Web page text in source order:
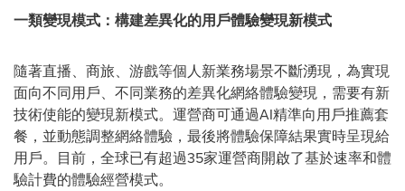
一類變現模式：構建差異化的用戶體驗變現新模式
隨著直播、商旅、游戲等個人新業務場景不斷湧現，為實現
面向不同用戶、不同業務的差異化網絡體驗變現，需要有新
技術使能的變現新模式。運營商可通過AI精準向用戶推薦套
餐，並動態調整網絡體驗，最後將體驗保障結果實時呈現給
用戶。目前，全球已有超過35家運營商開啟了基於速率和體
驗計費的體驗經營模式。